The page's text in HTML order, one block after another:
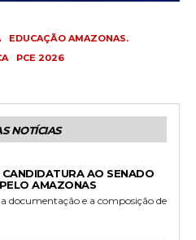
EDUCAÇÃO AMAZONAS.
PCE 2026
NOTÍCIAS
AO SENADO
AMAZONAS
documentação e a composição de